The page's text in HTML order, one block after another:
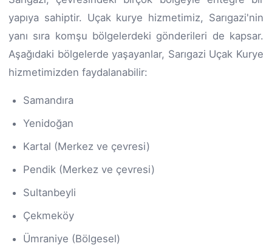
yapıya sahiptir. Uçak kurye hizmetimiz, Sarıgazi'nin
yanı sıra komşu bölgelerdeki gönderileri de kapsar.
Aşağıdaki bölgelerde yaşayanlar, Sarıgazi Uçak Kurye
hizmetimizden faydalanabilir:
Samandıra
Yenidoğan
Kartal (Merkez ve çevresi)
Pendik (Merkez ve çevresi)
Sultanbeyli
Çekmeköy
Ümraniye (Bölgesel)